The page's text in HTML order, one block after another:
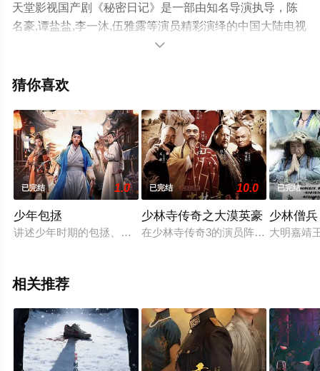
天堂影视国产剧《秘密日记》是一部由知名导演执导，陈
名豪,谭盐盐,李一沐,伍雅露等演员精彩演绎的中国大陆电视
剧，手机免费观看高清未删减完整版电视剧全集就上天堂
情网等平台了解。

猜你喜欢
已完结 1.0
少年包拯
讲述少年时期的包拯、公孙策、展昭，在庐州破获一起因包母涉
已完结 10.0
少林寺传奇之大漠英豪
在少林寺传奇3的演员阵容颇为豪华
已完结
少林僧兵
大明嘉靖
相关推荐